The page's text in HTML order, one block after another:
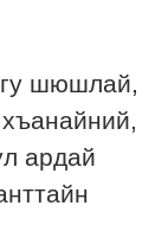
шюшлай,
ардай